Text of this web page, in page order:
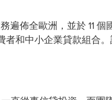
遍佈全歐洲，並於 11
和中小企業貸款組合